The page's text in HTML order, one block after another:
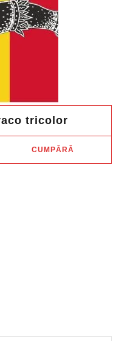
tricolor
CUMPĂRĂ